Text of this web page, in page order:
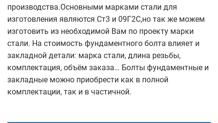
производства.Основными марками стали для
изготовления являются Ст3 и 09Г2С,но так же можем
изготовить из необходимой Вам по проекту марки
стали. На стоимость фундаментного болта влияет и
закладной детали: марка стали, длина резьбы,
комплектация, объём заказа… Болты фундаментные и
закладные можно приобрести как в полной
комплектации, так и в частичной.